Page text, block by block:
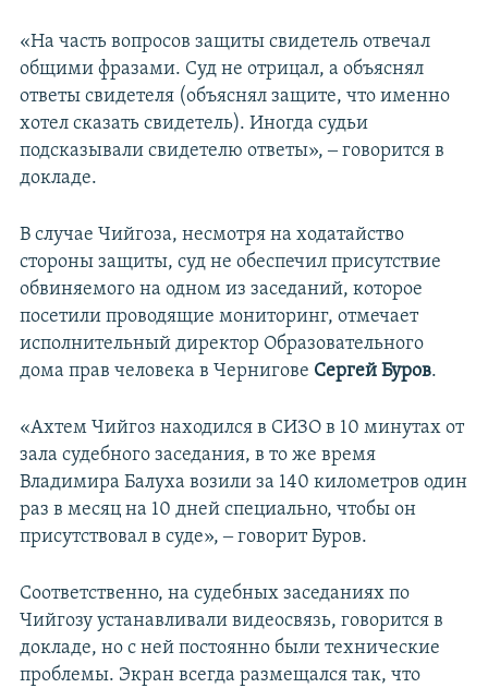
«На часть вопросов защиты свидетель отвечал
общими фразами. Суд не отрицал, а объяснял
ответы свидетеля (объяснял защите, что именно
хотел сказать свидетель). Иногда судьи
подсказывали свидетелю ответы», ‒ говорится в
докладе.
В случае Чийгоза, несмотря на ходатайство
стороны защиты, суд не обеспечил присутствие
обвиняемого на одном из заседаний, которое
посетили проводящие мониторинг, отмечает
исполнительный директор Образовательного
дома прав человека в Чернигове Сергей Буров.
«Ахтем Чийгоз находился в СИЗО в 10 минутах от
зала судебного заседания, в то же время
Владимира Балуха возили за 140 километров один
раз в месяц на 10 дней специально, чтобы он
присутствовал в суде», ‒ говорит Буров.
Соответственно, на судебных заседаниях по
Чийгозу устанавливали видеосвязь, говорится в
докладе, но с ней постоянно были технические
проблемы. Экран всегда размещался так, что